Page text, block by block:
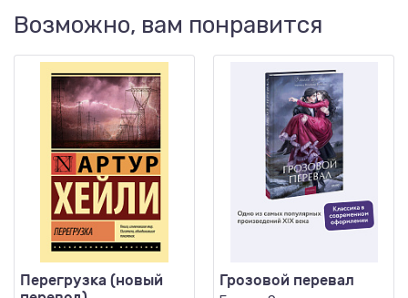
Возможно, вам понравится
Перегрузка (новый
Грозовой перевал